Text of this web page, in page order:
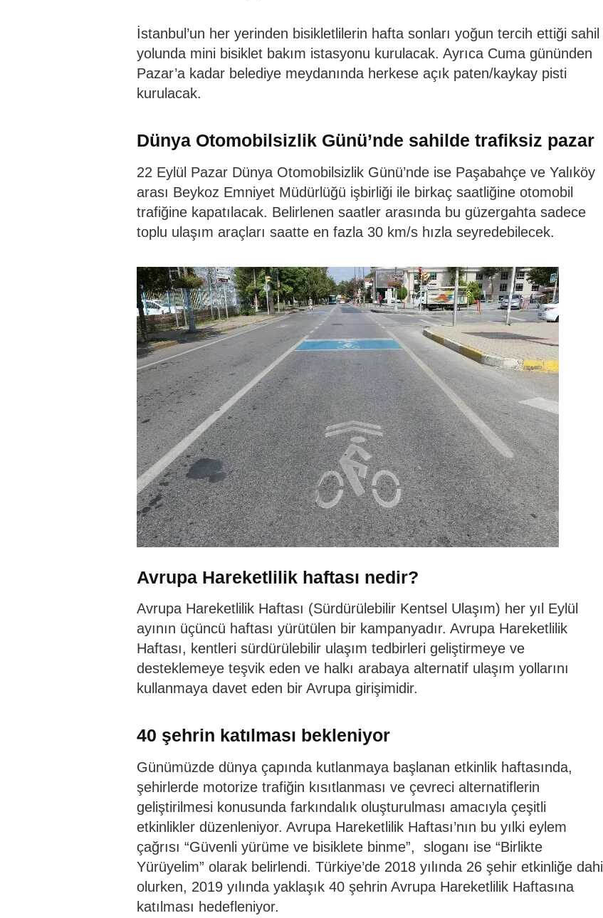
İstanbul’un her yerinden bisikletlilerin hafta sonları yoğun tercih ettiği sahil
yolunda mini bisiklet bakım istasyonu kurulacak. Ayrıca Cuma gününden
Pazar’a kadar belediye meydanında herkese açık paten/kaykay pisti
kurulacak.
Dünya Otomobilsizlik Günü’nde sahilde trafiksiz pazar
22 Eylül Pazar Dünya Otomobilsizlik Günü’nde ise Paşabahçe ve Yalıköy
arası Beykoz Emniyet Müdürlüğü işbirliği ile birkaç saatliğine otomobil
trafiğine kapatılacak. Belirlenen saatler arasında bu güzergahta sadece
toplu ulaşım araçları saatte en fazla 30 km/s hızla seyredebilecek.
Avrupa Hareketlilik haftası nedir?
Avrupa Hareketlilik Haftası (Sürdürülebilir Kentsel Ulaşım) her yıl Eylül
ayının üçüncü haftası yürütülen bir kampanyadır. Avrupa Hareketlilik
Haftası, kentleri sürdürülebilir ulaşım tedbirleri geliştirmeye ve
desteklemeye teşvik eden ve halkı arabaya alternatif ulaşım yollarını
kullanmaya davet eden bir Avrupa girişimidir.
40 şehrin katılması bekleniyor
Günümüzde dünya çapında kutlanmaya başlanan etkinlik haftasında,
şehirlerde motorize trafiğin kısıtlanması ve çevreci alternatiflerin
geliştirilmesi konusunda farkındalık oluşturulması amacıyla çeşitli
etkinlikler düzenleniyor. Avrupa Hareketlilik Haftası’nın bu yılki eylem
çağrısı “Güvenli yürüme ve bisiklete binme”, sloganı ise “Birlikte
Yürüyelim” olarak belirlendi. Türkiye’de 2018 yılında 26 şehir etkinliğe dahil
olurken, 2019 yılında yaklaşık 40 şehrin Avrupa Hareketlilik Haftasına
katılması hedefleniyor.